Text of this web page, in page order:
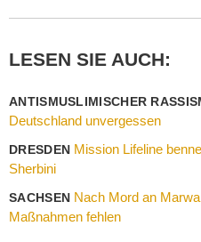
LESEN SIE AUCH:
ANTISMUSLIMISCHER
Deutschland unvergessen
DRESDEN Mission Lifeline
Sherbini
SACHSEN Nach Mord an
Maßnahmen fehlen